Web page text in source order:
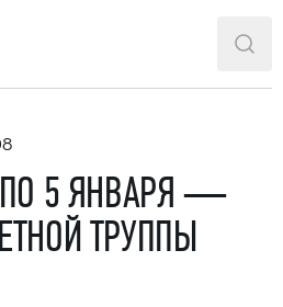
Ballet Theatre
ПО 5 ЯНВАРЯ —
ТРУППЫ